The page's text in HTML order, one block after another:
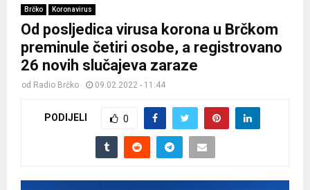
Brčko Koronavirus
Od posljedica virusa korona u Brčkom
preminule četiri osobe, a registrovano
26 novih slučajeva zaraze
od Radio Brčko 09.02.2022 - 11:44
PODIJELI 0